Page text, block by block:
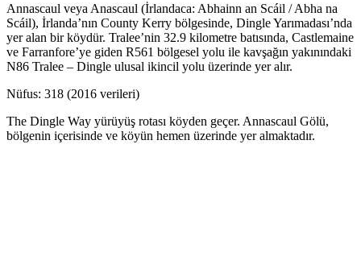
Annascaul veya Anascaul (İrlandaca: Abhainn an Scáil / Abha na
Scáil), İrlanda’nın County Kerry bölgesinde, Dingle Yarımadası’nda
yer alan bir köydür. Tralee’nin 32.9 kilometre batısında, Castlemaine
ve Farranfore’ye giden R561 bölgesel yolu ile kavşağın yakınındaki
N86 Tralee – Dingle ulusal ikincil yolu üzerinde yer alır.
Nüfus: 318 (2016 verileri)
The Dingle Way yürüyüş rotası köyden geçer. Annascaul Gölü,
bölgenin içerisinde ve köyün hemen üzerinde yer almaktadır.